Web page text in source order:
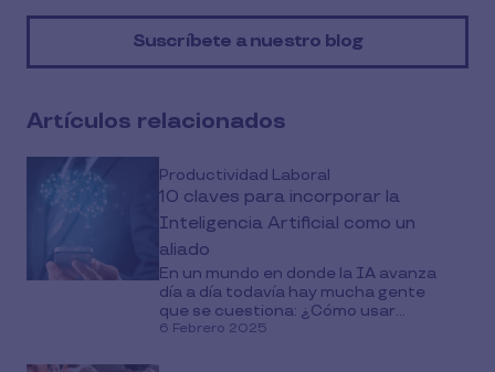
on
Suscríbete a nuestro blog
Artículos relacionados
Productividad Laboral
10 claves para incorporar la
Inteligencia Artificial como un
aliado
En un mundo en donde la IA avanza
día a día todavía hay mucha gente
que se cuestiona: ¿Cómo usar...
6 Febrero 2025